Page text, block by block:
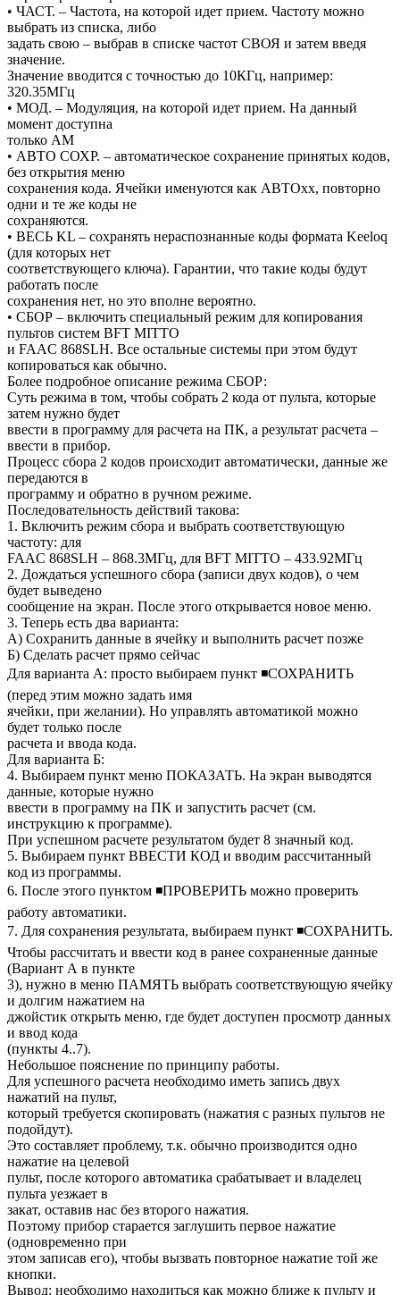
• ЧАСТ. – Частота, на которой идет прием. Частоту можно
выбрать из списка, либо
задать свою – выбрав в списке частот СВОЯ и затем введя
значение.
Значение вводится с точностью до 10КГц, например:
320.35МГц
• МОД. – Модуляция, на которой идет прием. На данный
момент доступна
только АМ
• АВТО СОХР. – автоматическое сохранение принятых кодов,
без открытия меню
сохранения кода. Ячейки именуются как АВТОхх, повторно
одни и те же коды не
сохраняются.
• ВЕСЬ KL – сохранять нераспознанные коды формата Keeloq
(для которых нет
соответствующего ключа). Гарантии, что такие коды будут
работать после
сохранения нет, но это вполне вероятно.
• СБОР – включить специальный режим для копирования
пультов систем BFT MITTO
и FAAC 868SLH. Все остальные системы при этом будут
копироваться как обычно.
Более подробное описание режима СБОР:
Суть режима в том, чтобы собрать 2 кода от пульта, которые
затем нужно будет
ввести в программу для расчета на ПК, а результат расчета –
ввести в прибор.
Процесс сбора 2 кодов происходит автоматически, данные же
передаются в
программу и обратно в ручном режиме.
Последовательность действий такова:
1. Включить режим сбора и выбрать соответствующую
частоту: для
FAAC 868SLH – 868.3МГц, для BFT MITTO – 433.92МГц
2. Дождаться успешного сбора (записи двух кодов), о чем
будет выведено
сообщение на экран. После этого открывается новое меню.
3. Теперь есть два варианта:
А) Сохранить данные в ячейку и выполнить расчет позже
Б) Сделать расчет прямо сейчас
Для варианта А: просто выбираем пункт ◾СОХРАНИТЬ
(перед этим можно задать имя
ячейки, при желании). Но управлять автоматикой можно
будет только после
расчета и ввода кода.
Для варианта Б:
4. Выбираем пункт меню ПОКАЗАТЬ. На экран выводятся
данные, которые нужно
ввести в программу на ПК и запустить расчет (см.
инструкцию к программе).
При успешном расчете результатом будет 8 значный код.
5. Выбираем пункт ВВЕСТИ КОД и вводим рассчитанный
код из программы.
6. После этого пунктом ◾ПРОВЕРИТЬ можно проверить
работу автоматики.
7. Для сохранения результата, выбираем пункт ◾СОХРАНИТЬ.
Чтобы рассчитать и ввести код в ранее сохраненные данные
(Вариант А в пункте
3), нужно в меню ПАМЯТЬ выбрать соответствующую ячейку
и долгим нажатием на
джойстик открыть меню, где будет доступен просмотр данных
и ввод кода
(пункты 4..7).
Небольшое пояснение по принципу работы.
Для успешного расчета необходимо иметь запись двух
нажатий на пульт,
который требуется скопировать (нажатия с разных пультов не
подойдут).
Это составляет проблему, т.к. обычно производится одно
нажатие на целевой
пульт, после которого автоматика срабатывает и владелец
пульта уезжает в
закат, оставив нас без второго нажатия.
Поэтому прибор старается заглушить первое нажатие
(одновременно при
этом записав его), чтобы вызвать повторное нажатие той же
кнопки.
Вывод: необходимо находиться как можно ближе к пульту и